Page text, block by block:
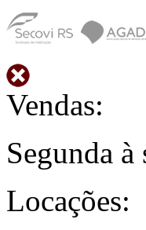
Vendas:
Segunda
Locações: